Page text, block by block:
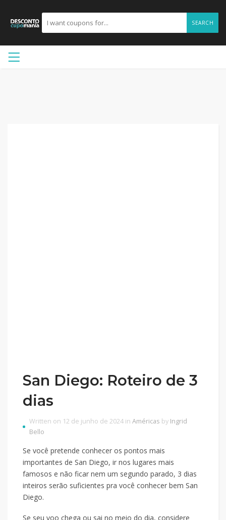
SEARCH
San Diego: Roteiro de 3
dias
Written on 12 de junho de 2024 in Américas by Ingrid
Bello
Se você pretende conhecer os pontos mais
importantes de San Diego, ir nos lugares mais
famosos e não ficar nem um segundo parado, 3 dias
inteiros serão suficientes pra você conhecer bem San
Diego.
Se seu voo chega ou sai no meio do dia, considere